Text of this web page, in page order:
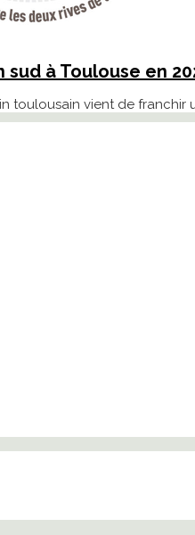
à Toulouse en
toulousain vient de